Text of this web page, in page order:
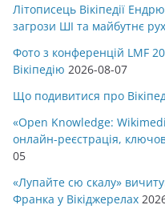
Літописець Вікіпедії
загрози ШІ та майбутнє
Фото з конференцій LMF
Вікіпедію 2026-08-07
Що подивитися про
«Open Knowledge:
онлайн-реєстрація,
05
«Лупайте сю скалу»
Франка у Вікіджерелах